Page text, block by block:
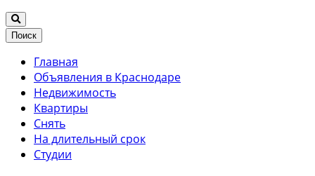
Поиск
Главная
Объявления в Краснодаре
Недвижимость
Квартиры
Снять
На длительный срок
Студии